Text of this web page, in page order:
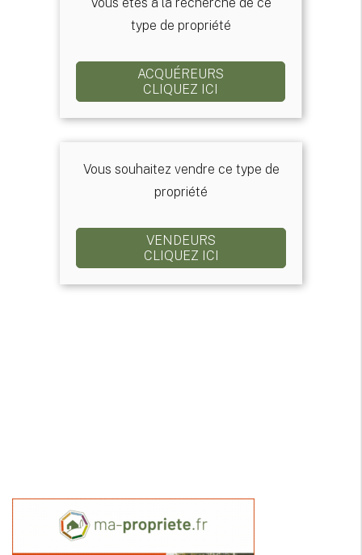
type de propriété
ACQUÉREURS
CLIQUEZ ICI
Vous souhaitez vendre ce type de
propriété
VENDEURS
CLIQUEZ ICI